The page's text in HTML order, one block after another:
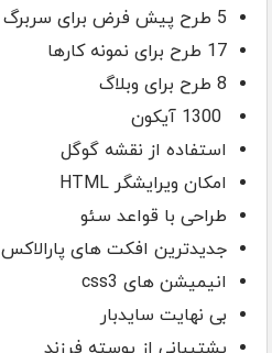
5 طرح پیش فرض برای سربرگ
17 طرح برای نمونه کارها
8 طرح برای وبلاگ
استفاده از نقشه گوگل
امکان ویرایشگر HTML
طراحی با قواعد سئو
جدیدترین افکت های پارالاکس
انیمیشن های css3
بی نهایت سایدبار